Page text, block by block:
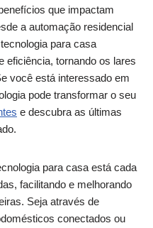
que impactam
a automação residencial
para casa
eficiência, tornando os lares
você está interessado em
pode transformar o seu
e descubra as últimas
para casa está cada
facilitando e melhorando
Seja através de
conectados ou